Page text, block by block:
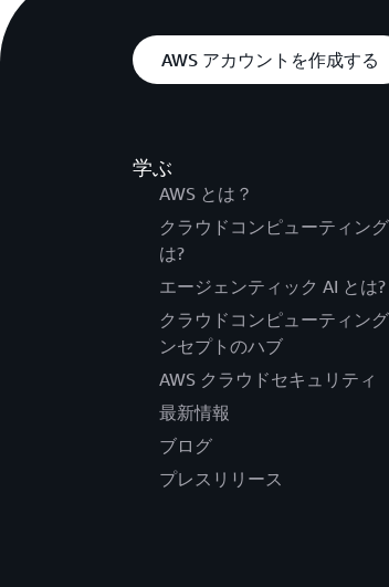
AWS アカウントを作成する
学ぶ
AWS とは？
クラウドコンピューティン
は?
エージェンティック AI とは?
クラウドコンピューティン
ンセプトのハブ
AWS クラウドセキュリティ
最新情報
ブログ
プレスリリース